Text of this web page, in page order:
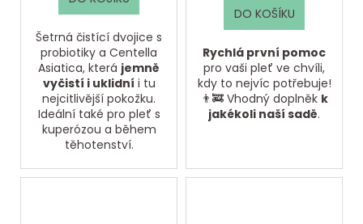
Šetrná čistící dvojice s
probiotiky a Centella
Asiatica, která jemně
vyčistí i uklidní i tu
nejcitlivější pokožku.
Ideální také pro pleť s
kuperózou a během
těhotenství.
DO KOŠÍKU
Rychlá první pomoc
pro vaši pleť ve chvíli,
kdy to nejvíc potřebuje!
👨‍🚒 Vhodný doplněk k
jakékoli naší sadě.